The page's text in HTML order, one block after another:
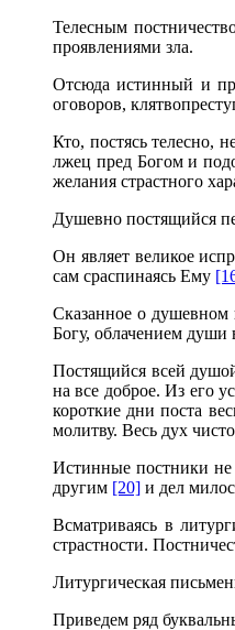
Телесным
проявлениями зла.
Отсюда истинный и
оговоров,
Кто, постясь телесно,
лжец пред Богом и
желания страстного
Душевно постящийся
Он являет великое
сам сраспинаясь Ему
Сказанное о душевном
Богу, облачением души
Постящийся всей
на все доброе. Из его
короткие дни поста
молитву. Весь дух
Истинные постники не
другим [20] и дел
Всматриваясь в
страстности.
Литургическая
Приведем ряд